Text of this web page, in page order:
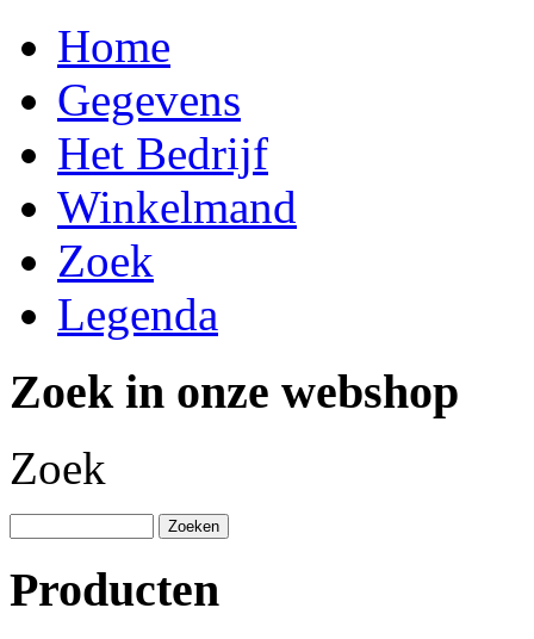
Home
Gegevens
Het Bedrijf
Winkelmand
Zoek
Legenda
Zoek in onze webshop
Zoek
Producten